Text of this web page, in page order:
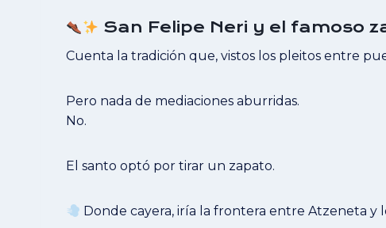
San Felipe Neri y el famoso
Cuenta la tradición que, vistos los pleitos entre
Pero nada de mediaciones aburridas.
No.
El santo optó por tirar un zapato.
Donde cayera, iría la frontera entre Atzeneta y